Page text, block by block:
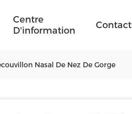
Centre
D'information
Contact
Nasal De Nez De Gorge